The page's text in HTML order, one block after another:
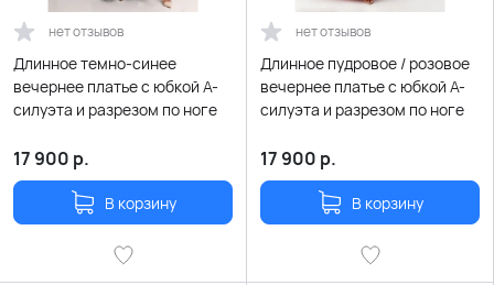
нет отзывов
Длинное темно-синее
вечернее платье с юбкой А-
силуэта и разрезом по ноге
17 900 р.
В корзину
нет отзывов
Длинное пудровое / розовое
вечернее платье с юбкой А-
силуэта и разрезом по ноге
17 900 р.
В корзину